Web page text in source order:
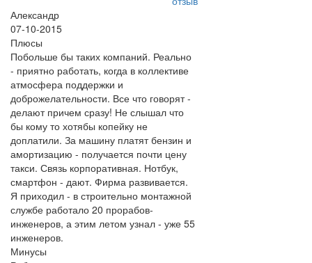
Александр
07-10-2015
Плюсы
Побольше бы таких компаний. Реально
- приятно работать, когда в коллективе
атмосфера поддержки и
доброжелательности. Все что говорят -
делают причем сразу! Не слышал что
бы кому то хотябы копейку не
доплатили. За машину платят бензин и
амортизацию - получается почти цену
такси. Связь корпоративная. Нотбук,
смартфон - дают. Фирма развивается.
Я приходил - в строительно монтажной
службе работало 20 прорабов-
инженеров, а этим летом узнал - уже 55
инженеров.
Минусы